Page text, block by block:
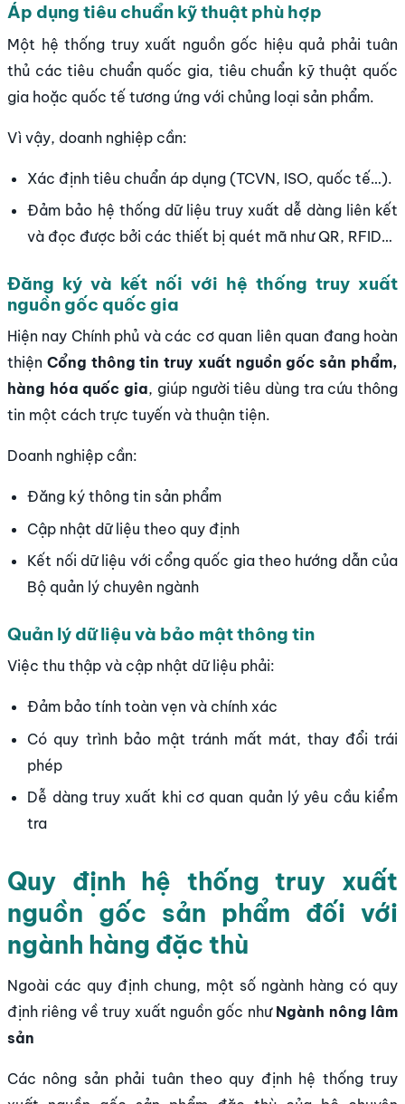
Áp dụng tiêu chuẩn kỹ thuật phù hợp
Một hệ thống truy xuất nguồn gốc hiệu quả phải tuân
thủ các tiêu chuẩn quốc gia, tiêu chuẩn kỹ thuật quốc
gia hoặc quốc tế tương ứng với chủng loại sản phẩm.
Vì vậy, doanh nghiệp cần:
Xác định tiêu chuẩn áp dụng (TCVN, ISO, quốc tế…).
Đảm bảo hệ thống dữ liệu truy xuất dễ dàng liên kết
và đọc được bởi các thiết bị quét mã như QR, RFID…
Đăng ký và kết nối với hệ thống truy xuất
nguồn gốc quốc gia
Hiện nay Chính phủ và các cơ quan liên quan đang hoàn
thiện Cổng thông tin truy xuất nguồn gốc sản phẩm,
hàng hóa quốc gia, giúp người tiêu dùng tra cứu thông
tin một cách trực tuyến và thuận tiện.
Doanh nghiệp cần:
Đăng ký thông tin sản phẩm
Cập nhật dữ liệu theo quy định
Kết nối dữ liệu với cổng quốc gia theo hướng dẫn của
Bộ quản lý chuyên ngành
Quản lý dữ liệu và bảo mật thông tin
Việc thu thập và cập nhật dữ liệu phải:
Đảm bảo tính toàn vẹn và chính xác
Có quy trình bảo mật tránh mất mát, thay đổi trái
phép
Dễ dàng truy xuất khi cơ quan quản lý yêu cầu kiểm
tra
Quy định hệ thống truy xuất
nguồn gốc sản phẩm đối với
ngành hàng đặc thù
Ngoài các quy định chung, một số ngành hàng có quy
định riêng về truy xuất nguồn gốc như Ngành nông lâm
sản
Các nông sản phải tuân theo quy định hệ thống truy